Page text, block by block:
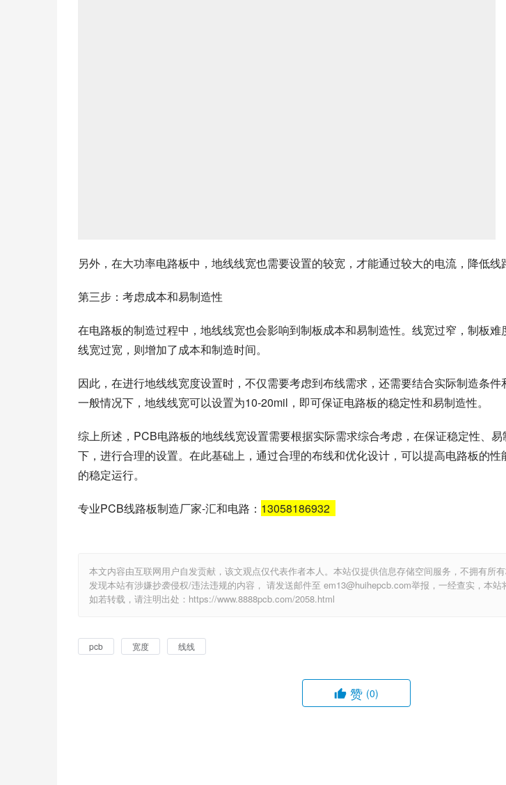
另外，在大功率电路板中，地线线宽也需要设置的较宽，才能通过较大的电流，降低线
第三步：考虑成本和易制造性
在电路板的制造过程中，地线线宽也会影响到制板成本和易制造性。线宽过窄，制板难
线宽过宽，则增加了成本和制造时间。
因此，在进行地线线宽度设置时，不仅需要考虑到布线需求，还需要结合实际制造条件
一般情况下，地线线宽可以设置为10-20mil，即可保证电路板的稳定性和易制造性。
综上所述，PCB电路板的地线线宽设置需要根据实际需求综合考虑，在保证稳定性、
下，进行合理的设置。在此基础上，通过合理的布线和优化设计，可以提高电路板的
的稳定运行。
专业PCB线路板制造厂家-汇和电路： 13058186932
本文内容由互联网用户自发贡献，该文观点仅代表作者本人。本站仅提供信息存储空间服务，不拥有所
发现本站有涉嫌抄袭侵权/违法违规的内容， 请发送邮件至 em13@huihepcb.com举报，一经查实，本站
如若转载，请注明出处：https://www.8888pcb.com/2058.html
pcb 宽度 线线
赞 (0)